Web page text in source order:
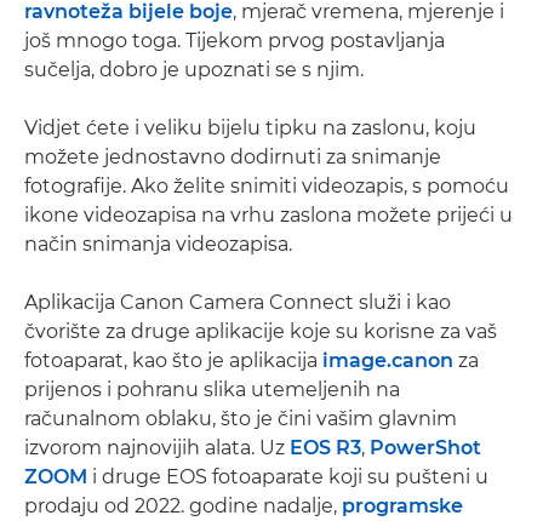
ravnoteža bijele boje, mjerač vremena, mjerenje i
još mnogo toga. Tijekom prvog postavljanja
sučelja, dobro je upoznati se s njim.
Vidjet ćete i veliku bijelu tipku na zaslonu, koju
možete jednostavno dodirnuti za snimanje
fotografije. Ako želite snimiti videozapis, s pomoću
ikone videozapisa na vrhu zaslona možete prijeći u
način snimanja videozapisa.
Aplikacija Canon Camera Connect služi i kao
čvorište za druge aplikacije koje su korisne za vaš
fotoaparat, kao što je aplikacija image.canon za
prijenos i pohranu slika utemeljenih na
računalnom oblaku, što je čini vašim glavnim
izvorom najnovijih alata. Uz EOS R3, PowerShot
ZOOM i druge EOS fotoaparate koji su pušteni u
prodaju od 2022. godine nadalje, programske